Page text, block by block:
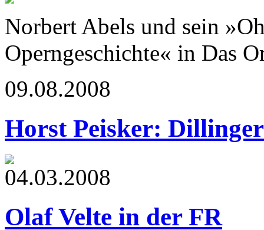
Norbert Abels und sein
Operngeschichte« in Das
09.08.2008
Horst Peisker:
04.03.2008
Olaf Velte in der FR